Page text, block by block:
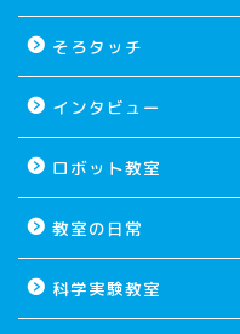
そろタッチ
インタビュー
ロボット教室
教室の日常
科学実験教室